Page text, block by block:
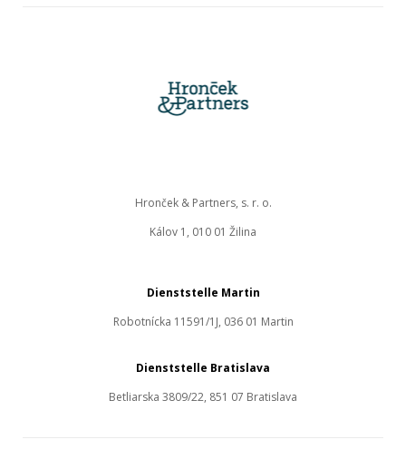
Dienststelle Martin
Robotnícka 11591/1J, 036 01 Martin
Hronček & Partners, s. r. o.
Kálov 1, 010 01 Žilina
Dienststelle Bratislava
Betliarska 3809/22, 851 07 Bratislava